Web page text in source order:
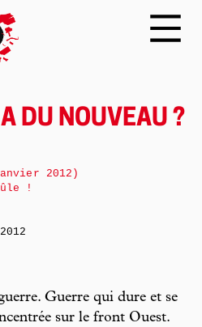
DU NOUVEAU ?
Guerre qui dure et se
sur le front Ouest.
2012)
!